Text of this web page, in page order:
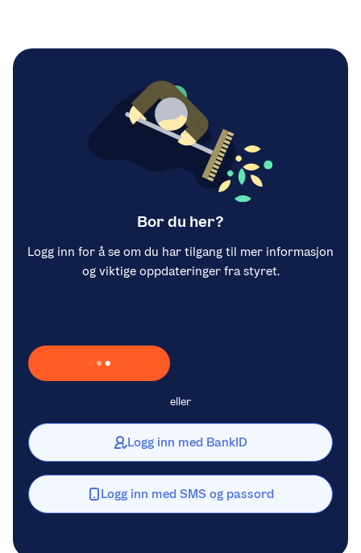
Bor du her?
Logg inn for å se om du har tilgang til mer informasjon
og viktige oppdateringer fra styret.
Laster inn Vipps …
eller
Logg inn med BankID
Logg inn med SMS og passord